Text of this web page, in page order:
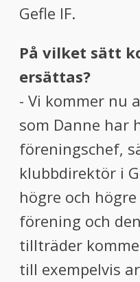
Gefle IF.
På vilket sätt
ersättas?
- Vi kommer nu
som Danne har
föreningschef,
klubbdirektör i
högre och
förening och
tillträder
till exempelvis